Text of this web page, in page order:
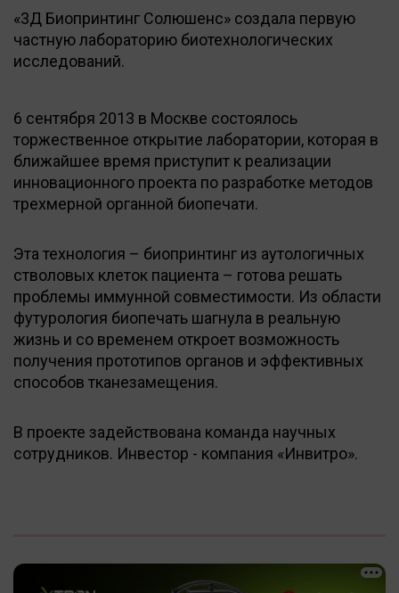
«3Д Биопринтинг Солюшенс» создала первую
частную лабораторию биотехнологических
исследований.
6 сентября 2013 в Москве состоялось
торжественное открытие лаборатории, которая в
ближайшее время приступит к реализации
инновационного проекта по разработке методов
трехмерной органной биопечати.
Эта технология – биопринтинг из аутологичных
стволовых клеток пациента – готова решать
проблемы иммунной совместимости. Из области
футурология биопечать шагнула в реальную
жизнь и со временем откроет возможность
получения прототипов органов и эффективных
способов тканезамещения.
В проекте задействована команда научных
сотрудников. Инвестор - компания «Инвитро».